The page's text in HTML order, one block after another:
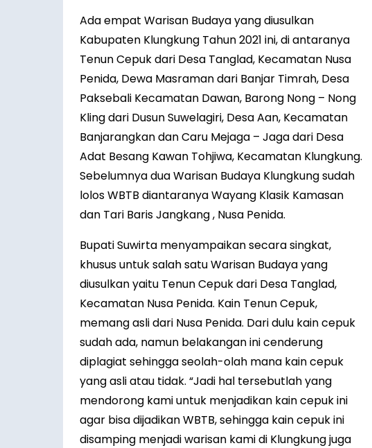
Ada empat Warisan Budaya yang diusulkan
Kabupaten Klungkung Tahun 2021 ini, di antaranya
Tenun Cepuk dari Desa Tanglad, Kecamatan Nusa
Penida, Dewa Masraman dari Banjar Timrah, Desa
Paksebali Kecamatan Dawan, Barong Nong – Nong
Kling dari Dusun Suwelagiri, Desa Aan, Kecamatan
Banjarangkan dan Caru Mejaga – Jaga dari Desa
Adat Besang Kawan Tohjiwa, Kecamatan Klungkung.
Sebelumnya dua Warisan Budaya Klungkung sudah
lolos WBTB diantaranya Wayang Klasik Kamasan
dan Tari Baris Jangkang , Nusa Penida.
Bupati Suwirta menyampaikan secara singkat,
khusus untuk salah satu Warisan Budaya yang
diusulkan yaitu Tenun Cepuk dari Desa Tanglad,
Kecamatan Nusa Penida. Kain Tenun Cepuk,
memang asli dari Nusa Penida. Dari dulu kain cepuk
sudah ada, namun belakangan ini cenderung
diplagiat sehingga seolah-olah mana kain cepuk
yang asli atau tidak. “Jadi hal tersebutlah yang
mendorong kami untuk menjadikan kain cepuk ini
agar bisa dijadikan WBTB, sehingga kain cepuk ini
disamping menjadi warisan kami di Klungkung juga